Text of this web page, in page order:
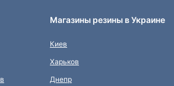
Магазины резины в Украине
Киев
Харьков
Днепр